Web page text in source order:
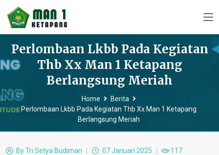
Perlombaan Lkbb Pada Kegiatan
Thb Xx Man 1 Ketapang
Berlangsung Meriah
Home
Berita
Perlombaan Lkbb Pada Kegiatan Thb Xx Man 1 Ketapang
Berlangsung Meriah
ByTri Setya Budiman 07 Januari 2025 117